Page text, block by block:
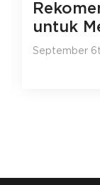
untuk
September